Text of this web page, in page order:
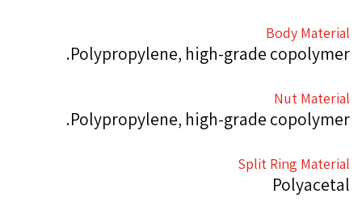
Body Material
Polypropylene, high-grade copolymer.
Nut Material
Polypropylene, high-grade copolymer.
Split Ring Material
Polyacetal